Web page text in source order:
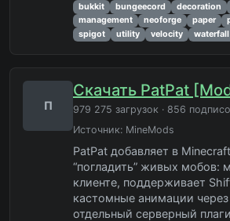
bukkit bungeecord decoration
management
neoforge paper
spigot
utility velocity waterfall
П
Скачать PatPat
979 275 загрузок · 856
Источник: MineMods
PatPat добавляет в
“погладить” живых мобов:
клиенте, поддерживает
кастомные анимации
отдельный серверный